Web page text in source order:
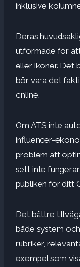
inklusive
Deras
utformade för
eller ikoner. Det
bör vara det
online.
Om ATS inte
influencer-
problem att
sett inte
publiken för ditt
Det bättre
både system
rubriker,
exempel som